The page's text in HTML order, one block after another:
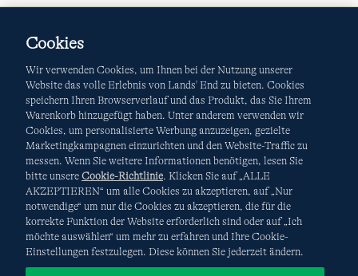
AGB Datenschutz & Sicherheit
Cookies-Ich möchte auswählen Site Map
Internationale Websites
Diese Website ist durch reCAPTCHA geschützt. Es gelten die
DatenschutzerklärungundNutzungsbedingungen
Google.
Cookies
Wir verwenden Cookies, um Ihnen bei der Nutzung unserer
Website das volle Erlebnis von Lands' End zu bieten. Cookies
speichern Ihren Browserverlauf und das Produkt, das Sie Ihrem
Warenkorb hinzugefügt haben. Unter anderem verwenden wir
Cookies, um personalisierte Werbung anzuzeigen, gezielte
Marketingkampagnen einzurichten und den Website-Traffic zu
messen. Wenn Sie weitere Informationen benötigen, lesen Sie
bitte unsere Cookie-Richtlinie. Klicken Sie auf „ALLE
AKZEPTIEREN“ um alle Cookies zu akzeptieren, auf „Nur
notwendige“ um nur die Cookies zu akzeptieren, die für die
korrekte Funktion der Website erforderlich sind oder auf „Ich
möchte auswählen“ um mehr zu erfahren und Ihre Cookie-
Einstellungen festzulegen. Diese können Sie jederzeit ändern.